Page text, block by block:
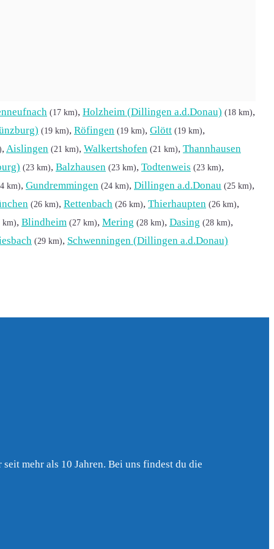
(17 km), Holzheim (Dillingen a.d.Donau) (18 km),
(19 km), Röfingen (19 km), Glött (19 km),
, Aislingen (21 km), Walkertshofen (21 km), Thannhausen
(23 km), Balzhausen (23 km), Todtenweis (23 km),
km), Gundremmingen (24 km), Dillingen a.d.Donau (25 km),
(26 km), Rettenbach (26 km), Thierhaupten (26 km),
km), Blindheim (27 km), Mering (28 km), Dasing (28 km),
(29 km), Schwenningen (Dillingen a.d.Donau)
mehr als 10 Jahren. Bei uns findest du die